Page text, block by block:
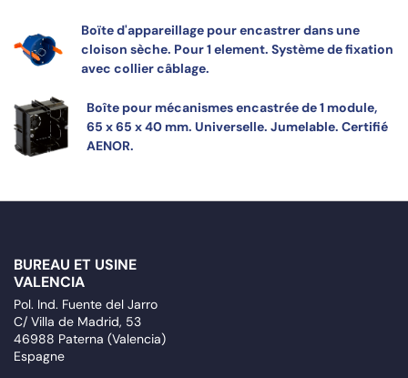
Boïte d'appareillage pour encastrer dans une
cloison sèche. Pour 1 element. Système de fixation
avec collier câblage.
Boîte pour mécanismes encastrée de 1 module,
65 x 65 x 40 mm. Universelle. Jumelable. Certifié
AENOR.
BUREAU ET USINE
VALENCIA
Pol. Ind. Fuente del Jarro
C/ Villa de Madrid, 53
46988 Paterna (Valencia)
Espagne